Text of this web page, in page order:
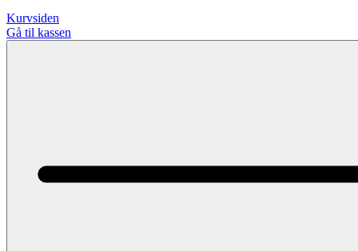
Kurvsiden
Gå til kassen